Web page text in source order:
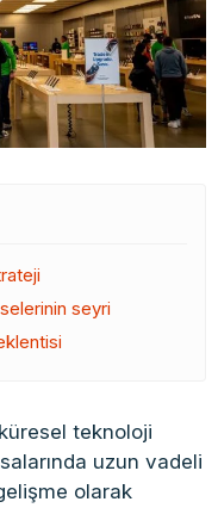
seyri
teknoloji
uzun vadeli
olarak